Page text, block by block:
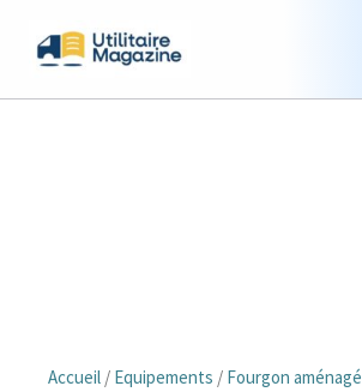
Accueil / Equipements / Fourgon aménagé